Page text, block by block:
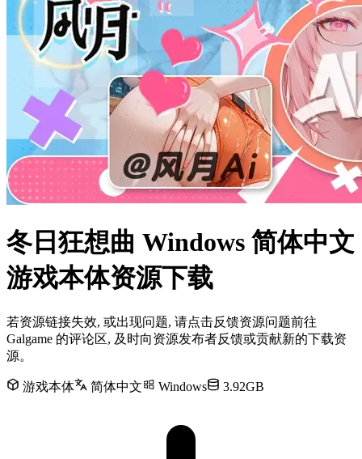
冬日狂想曲 Windows 简体中文
游戏本体资源下载
若资源链接失效, 或出现问题, 请点击反馈资源问题前往
Galgame 的评论区, 及时向资源发布者反馈或贡献新的下载资
源。
游戏本体 简体中文 Windows 3.92GB